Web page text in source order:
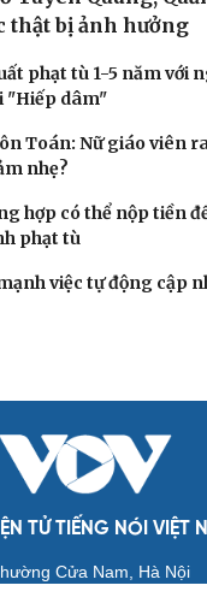
vụ nữ sinh tử
tổ chức phản động
6 tháng tù
Quang: Khởi tố
bị can
phạt 7 năm tù về
Tuyên Quang,
thật bị ảnh hưởng
phạt tù 1-5 năm với